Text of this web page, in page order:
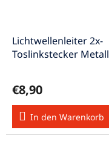
Lichtwellenleiter 2x-
Toslinkstecker Metall
€8,90
In den Warenkorb